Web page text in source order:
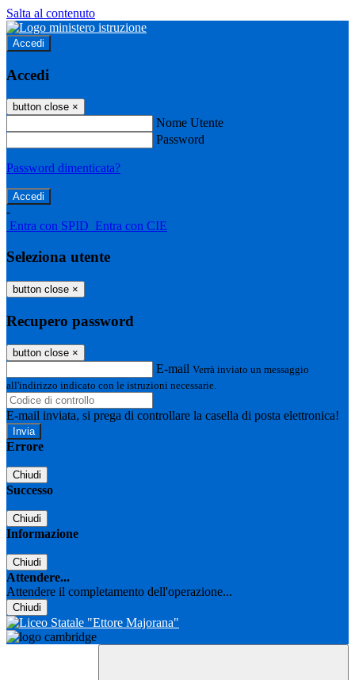
Salta al contenuto
Accedi
Accedi
button close ×
Nome Utente
Password
Password dimenticata?
-
Entra con SPID Entra con CIE
Seleziona utente
button close ×
Recupero password
button close ×
E-mail Verrà inviato un messaggio
all'indirizzo indicato con le istruzioni necessarie.
E-mail inviata, si prega di controllare la casella di posta elettronica!
Errore
Chiudi
Successo
Chiudi
Informazione
Chiudi
Attendere...
Attendere il completamento dell'operazione...
Chiudi